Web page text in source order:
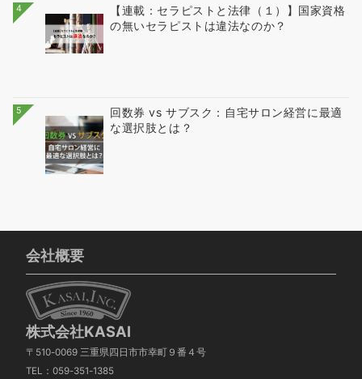
4
【連載：セラピストと法律（１）】国家資格
の無いセラピストは違法なのか？
5
回数券 vs サブスク：自宅サロン経営に最適
な選択肢とは？
会社概要
株式会社KASAI
〒510-0069 三重県四日市市幸町９番４号
TEL：059-351-1385